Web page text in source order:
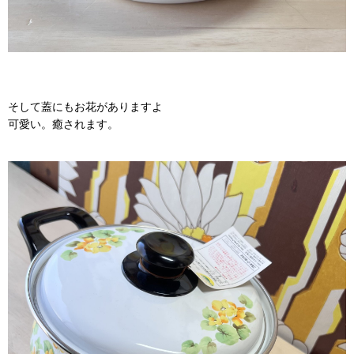
そして蓋にもお花がありますよ
可愛い。癒されます。